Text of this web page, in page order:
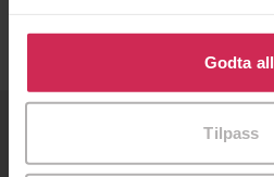
Klikk på «Godta alle» for å gi
bruke cookies for alle disse
tilpasse ditt samtykke til
Godta
Tilpass